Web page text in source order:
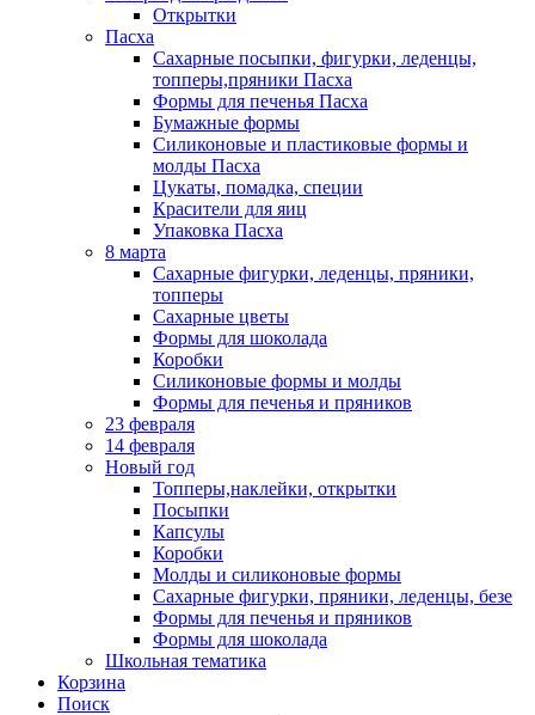
Открытки
Пасха
Сахарные посыпки, фигурки, леденцы,
топперы,пряники Пасха
Формы для печенья Пасха
Бумажные формы
Силиконовые и пластиковые формы и
молды Пасха
Цукаты, помадка, специи
Красители для яиц
Упаковка Пасха
8 марта
Сахарные фигурки, леденцы, пряники,
топперы
Сахарные цветы
Формы для шоколада
Коробки
Силиконовые формы и молды
Формы для печенья и пряников
23 февраля
14 февраля
Новый год
Топперы,наклейки, открытки
Посыпки
Капсулы
Коробки
Молды и силиконовые формы
Сахарные фигурки, пряники, леденцы, безе
Формы для печенья и пряников
Формы для шоколада
Школьная тематика
Корзина
Поиск